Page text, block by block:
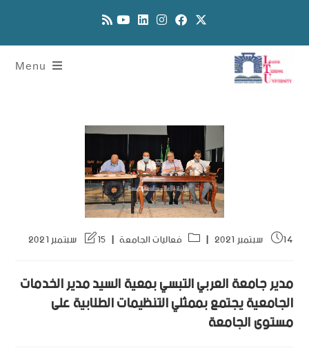
Menu
14 سبتمبر 2021 فعاليات الجامعة 15 سبتمبر 2021
مدير جامعة العربي التبسي بمعية السيد مدير الخدمات
الجامعية يجتمع بممثلي التنظيمات الطلابية على
مستوى الجامعة